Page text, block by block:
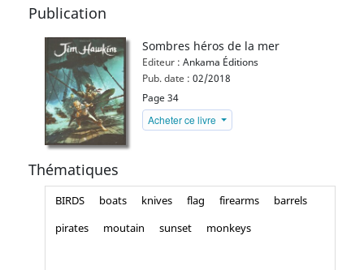
Publication
Sombres héros de la mer
Editeur : Ankama Éditions
Pub. date : 02/2018
Page 34
Acheter ce livre
Thématiques
BIRDS boats knives flag firearms
barrels
pirates
moutain sunset monkeys